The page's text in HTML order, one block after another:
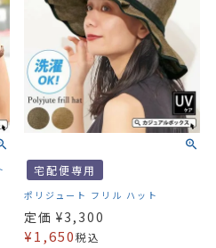
宅配便専用
ポリジュート フリル ハット
定価 ¥3,300
¥1,650税込